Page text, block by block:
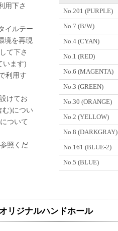
用下さ
イルテー
境を再現
て下さ
います)
利用す
けてお
む)につい
ついて
照くだ
No.201 (PURPLE)
No.7 (B/W)
No.4 (CYAN)
No.1 (RED)
No.6 (MAGENTA)
No.3 (GREEN)
No.30 (ORANGE)
No.2 (YELLOW)
No.8 (DARKGRAY)
No.161 (BLUE-2)
No.5 (BLUE)
オリジナルハンドホール